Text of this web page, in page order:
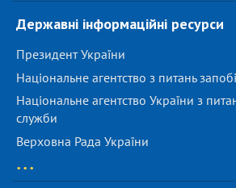
Державні інформаційні ресурси
Президент України
Національне агентство з питань
Національне агентство України з
служби
Верховна Рада України
...